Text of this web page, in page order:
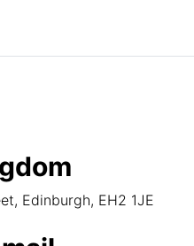
Edinburgh, EH2 1JE